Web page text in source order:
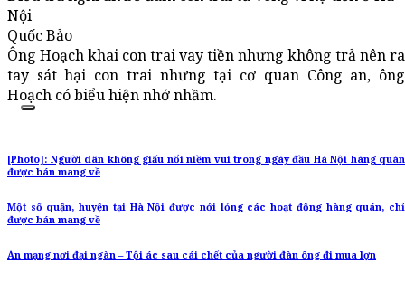
Nội
Quốc Bảo
Ông Hoạch khai con trai vay tiền nhưng không trả nên ra
tay sát hại con trai nhưng tại cơ quan Công an, ông
Hoạch có biểu hiện nhớ nhầm.
[Photo]: Người dân không giấu nổi niềm vui trong ngày đầu Hà Nội hàng quán
được bán mang về
Một số quận, huyện tại Hà Nội được nới lỏng các hoạt động hàng quán, chỉ
được bán mang về
Án mạng nơi đại ngàn – Tội ác sau cái chết của người đàn ông đi mua lợn